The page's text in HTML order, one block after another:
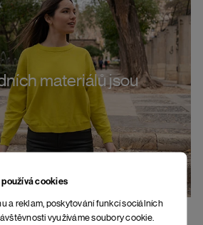
cookies
a reklam, poskytování funkcí sociálních
využíváme soubory cookie.
materiálů jsou